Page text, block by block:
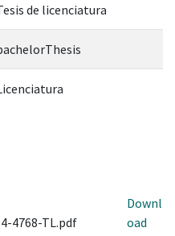
de licenciatura
4768-TL.pdf
Downl
oad